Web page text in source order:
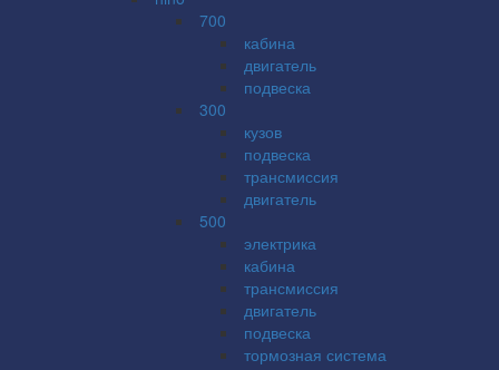
700
кабина
двигатель
подвеска
300
кузов
подвеска
трансмиссия
двигатель
500
электрика
кабина
трансмиссия
двигатель
подвеска
тормозная система